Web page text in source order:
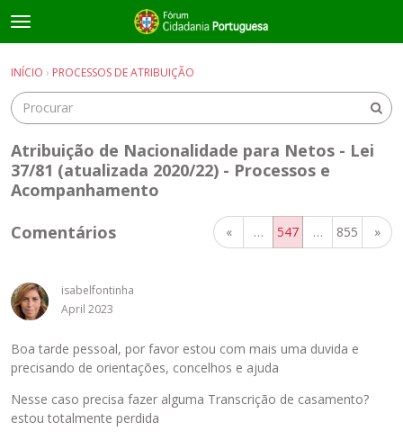
t
o
g
e
m
e
n
u
Entrar
Guias e Informações Úteis
Entrar · Registrar-se
INÍCIO › PROCESSOS DE ATRIBUIÇÃO
Atribuição de Nacionalidade para Netos - Lei
37/81 (atualizada 2020/22) - Processos e
Acompanhamento
« … 547 … 855 »
Comentários
isabelfontinha
April 2023
Boa tarde pessoal, por favor estou com mais uma duvida e
precisando de orientações, concelhos e ajuda
Nesse caso precisa fazer alguma Transcrição de casamento?
estou totalmente perdida